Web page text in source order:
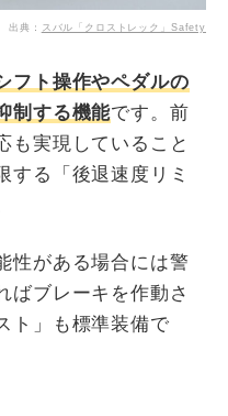
出典： スバル「クロストレック」Safety
フト操作やペダルの
制する機能です。前
も実現していること
する「後退速度リミ
性がある場合には警
ばブレーキを作動さ
ト」も標準装備で